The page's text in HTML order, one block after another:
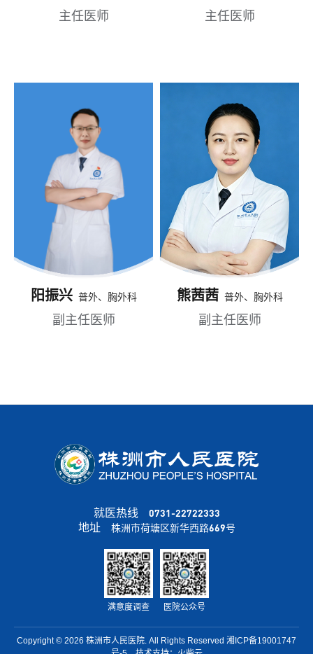
主任医师 主任医师
阳振兴 普外、胸外科
副主任医师
熊茜茜 普外、胸外科
副主任医师
就医热线
0731-22722333
地址
株洲市荷塘区新华西路669号
满意度调查 医院公众号
Copyright © 2026 株洲市人民医院. All Rights Reserved 湘ICP备19001747